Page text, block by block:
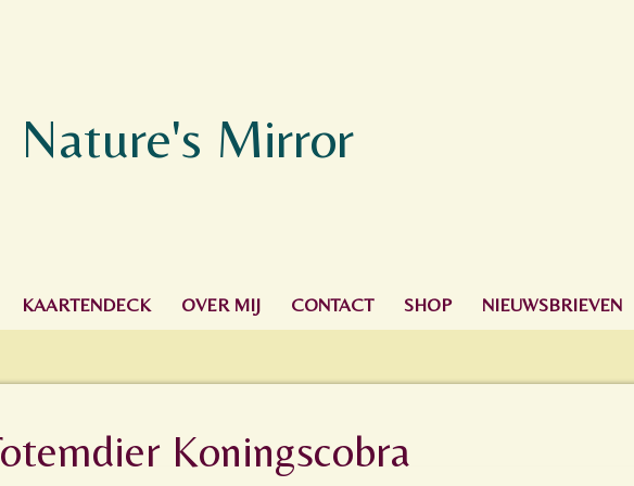
Nature's Mirror
KAARTENDECK OVER MIJ CONTACT SHOP NIEUWSBRIEVEN
Koningscobra